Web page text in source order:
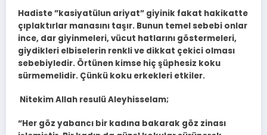
Hadiste ”kasiyatülun ariyat” giyinik fakat hakikatte
çıplaktırlar manasını taşır. Bunun temel sebebi onlar
ince, dar giyinmeleri, vücut hatlarını göstermeleri,
giydikleri elbiselerin renkli ve dikkat çekici olması
sebebiyledir. Örtünen kimse hiç şüphesiz koku
sürmemelidir. Çünkü koku erkekleri etkiler.
Nitekim Allah resulü Aleyhisselam;
“Her göz yabancı bir kadına bakarak göz zinası